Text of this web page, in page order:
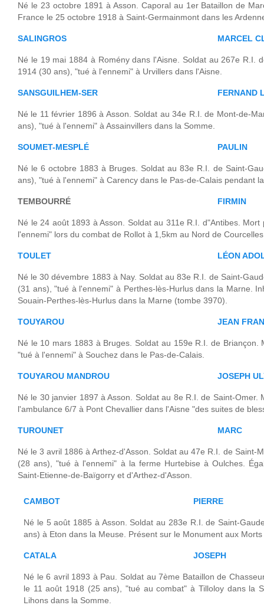
Né le 23 octobre 1891 à Asson. Caporal au 1er Bataillon de
France le 25 octobre 1918 à Saint-Germainmont dans les
SALINGROS MARCEL
Né le 19 mai 1884 à Romény dans l'Aisne. Soldat au 267e R.I.
1914 (30 ans), "tué à l'ennemi" à Urvillers dans l'Aisne.
SANSGUILHEM-SER FERNAND
Né le 11 février 1896 à Asson. Soldat au 34e R.I. de Mont-de-
ans), "tué à l'ennemi" à Assainvillers dans la Somme.
SOUMET-MESPLÉ PAULIN
Né le 6 octobre 1883 à Bruges. Soldat au 83e R.I. de Saint-
ans), "tué à l'ennemi" à Carency dans le Pas-de-Calais pendant
TEMBOURRÉ FIRMIN
Né le 24 août 1893 à Asson. Soldat au 311e R.I. d"Antibes.
l'ennemi" lors du combat de Rollot à 1,5km au Nord de
TOULET LÉON
Né le 30 dévembre 1883 à Nay. Soldat au 83e R.I. de Saint-
(31 ans), "tué à l'ennemi" à Perthes-lès-Hurlus dans la Marne.
Souain-Perthes-lès-Hurlus dans la Marne (tombe 3970).
TOUYAROU JEAN
Né le 10 mars 1883 à Bruges. Soldat au 159e R.I. de
"tué à l'ennemi" à Souchez dans le Pas-de-Calais.
TOUYAROU MANDROU JOSEPH
Né le 30 janvier 1897 à Asson. Soldat au 8e R.I. de Saint-
l'ambulance 6/7 à Pont Chevallier dans l'Aisne "des suites de
TUROUNET MARC
Né le 3 avril 1886 à Arthez-d'Asson. Soldat au 47e R.I. de Saint-
(28 ans), "tué à l'ennemi" à la ferme Hurtebise à Oulches.
Saint-Etienne-de-Baïgorry et d'Arthez-d'Asson.
CAMBOT PIERRE
Né le 5 août 1885 à Asson. Soldat au 283e R.I. de Saint-
ans) à Eton dans la Meuse. Présent sur le Monument aux
CATALA JOSEPH
Né le 6 avril 1893 à Pau. Soldat au 7ème Bataillon de
le 11 août 1918 (25 ans), "tué au combat" à Tilloloy dans la
Lihons dans la Somme.